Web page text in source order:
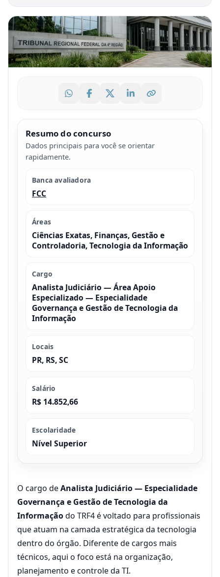
Resumo do concurso
Dados principais para você se orientar
rapidamente.
Banca avaliadora
FCC
Áreas
Ciências Exatas, Finanças, Gestão e
Controladoria, Tecnologia da Informação
Cargo
Analista Judiciário — Área Apoio
Especializado — Especialidade
Governança e Gestão de Tecnologia da
Informação
Locais
PR, RS, SC
Salário
R$ 14.852,66
Escolaridade
Nível Superior
O cargo deAnalista Judiciário — Especialidade
Governança e Gestão de Tecnologia da
Informaçãodo TRF4 é voltado para profissionais
que atuam na camada estratégica da tecnologia
dentro do órgão. Diferente de cargos mais
técnicos, aqui o foco está na organização,
planejamento e controle da TI.